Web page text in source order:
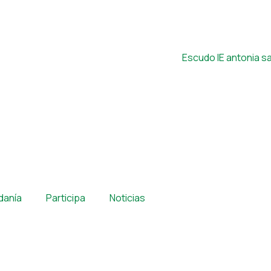
Participa Noticias